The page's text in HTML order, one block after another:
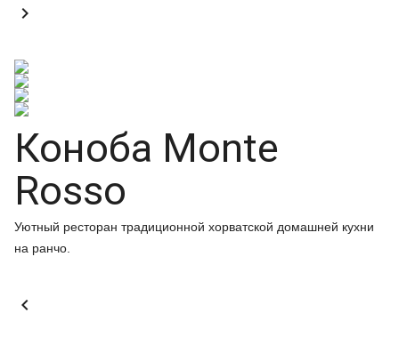

Коноба Monte
Rosso
Уютный ресторан традиционной хорватской домашней кухни
на ранчо.
